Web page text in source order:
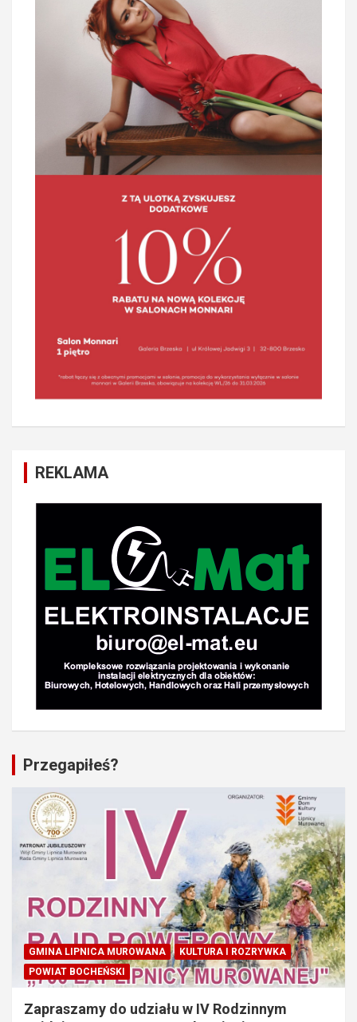
REKLAMA
Przegapiłeś?
GMINA LIPNICA MUROWANA
KULTURA I ROZRYWKA
POWIAT BOCHEŃSKI
Zapraszamy do udziału w IV Rodzinnym